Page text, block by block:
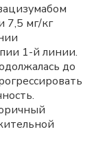
7,5 мг/кг
1-й линии.
до